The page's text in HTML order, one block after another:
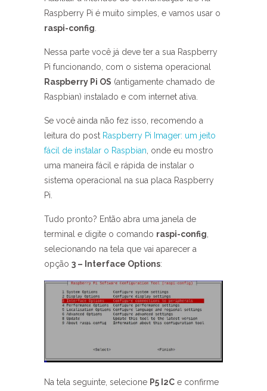
Raspberry Pi é muito simples, e vamos usar o
raspi-config
Nessa parte você já deve ter a sua Raspberry
Pi funcionando, com o sistema operacional
Raspberry Pi OS (antigamente chamado de
Raspbian) instalado e com internet ativa.
Se você ainda não fez isso, recomendo a
leitura do post Raspberry Pi Imager: um jeito
fácil de instalar o Raspbian , onde eu mostro
uma maneira fácil e rápida de instalar o
sistema operacional na sua placa Raspberry
Pi.
Tudo pronto? Então abra uma janela de
terminal e digite o comando raspi-config
selecionando na tela que vai aparecer a
opção 3 – Interface Options:
Na tela seguinte, selecione P5 I2C e confirme